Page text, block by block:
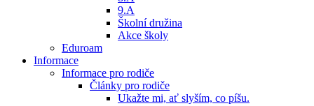
9.A
Školní družina
Akce školy
Eduroam
Informace
Informace pro rodiče
Články pro rodiče
Ukažte mi, ať slyším, co píšu.